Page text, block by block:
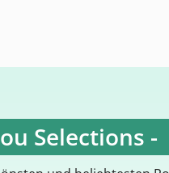
Selections -